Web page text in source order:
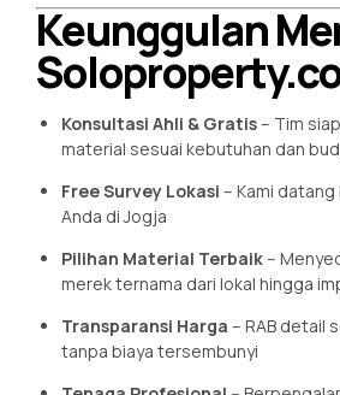
Keunggulan
Konsultasi Ahli & Gratis– Tim
material sesuai kebutuhan dan
Free Survey Lokasi – Kami
Anda di Jogja
Pilihan Material Terbaik–
merek ternama dari lokal hingga
Transparansi Harga – RAB detail
tanpa biaya tersembunyi